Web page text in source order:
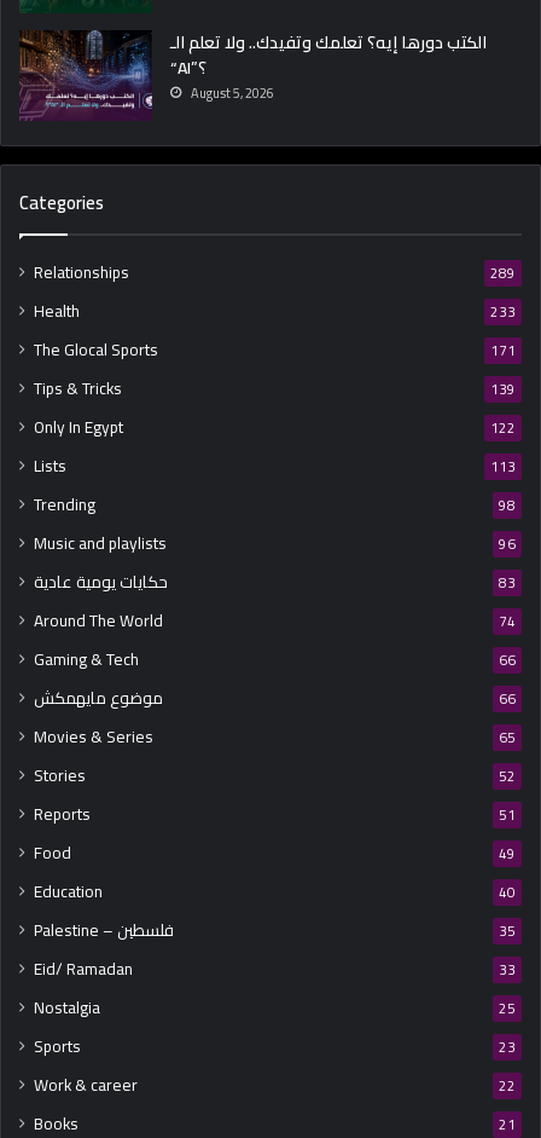
الكتب دورها إيه؟ تعلمك وتفيدك.. ولا تعلم الـ
“AI”؟
August 5, 2026
Categories
Relationships 289
Health 233
The Glocal Sports 171
Tips & Tricks 139
Only In Egypt 122
Lists 113
Trending 98
Music and playlists 96
حكايات يومية عادية 83
Around The World 74
Gaming & Tech 66
موضوع مايهمكش 66
Movies & Series 65
Stories 52
Reports 51
Food 49
Education 40
Palestine – فلسطين 35
Eid/ Ramadan 33
Nostalgia 25
Sports 23
Work & career 22
Books 21